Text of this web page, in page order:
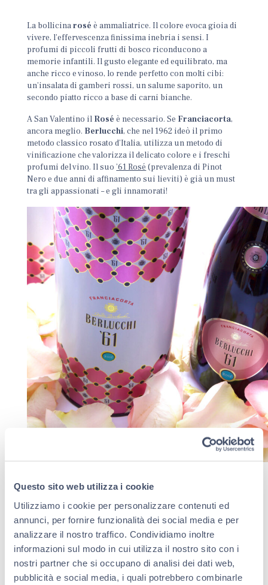
Questo sito web utilizza i cookie
Utilizziamo i cookie per personalizzare contenuti ed
annunci, per fornire funzionalità dei social media e per
analizzare il nostro traffico. Condividiamo inoltre
informazioni sul modo in cui utilizza il nostro sito con i
nostri partner che si occupano di analisi dei dati web,
pubblicità e social media, i quali potrebbero combinarle
La bollicinarosé è ammaliatrice. Il colore evoca gioia di
vivere, l’effervescenza finissima inebria i sensi.I
profumi di piccoli frutti di bosco riconducono a
memorie infantili. Il gusto elegante ed equilibrato, ma
anche ricco e vinoso, lo rende perfetto con molti cibi:
un’insalata di gamberi rossi, un salume saporito, un
secondo piatto ricco a base di carni bianche.
A San Valentino il Rosé è necessario. Se Franciacorta,
ancora meglio. Berlucchi, che nel 1962 ideò il primo
metodo classico rosato d’Italia, utilizza un metodo di
vinificazione che valorizza il delicato colore e i freschi
profumi del vino. Il suo ’61 Rosé (prevalenza di Pinot
Nero e due anni di affinamento sui lieviti) è già un must
tra gli appassionati – e gli innamorati!